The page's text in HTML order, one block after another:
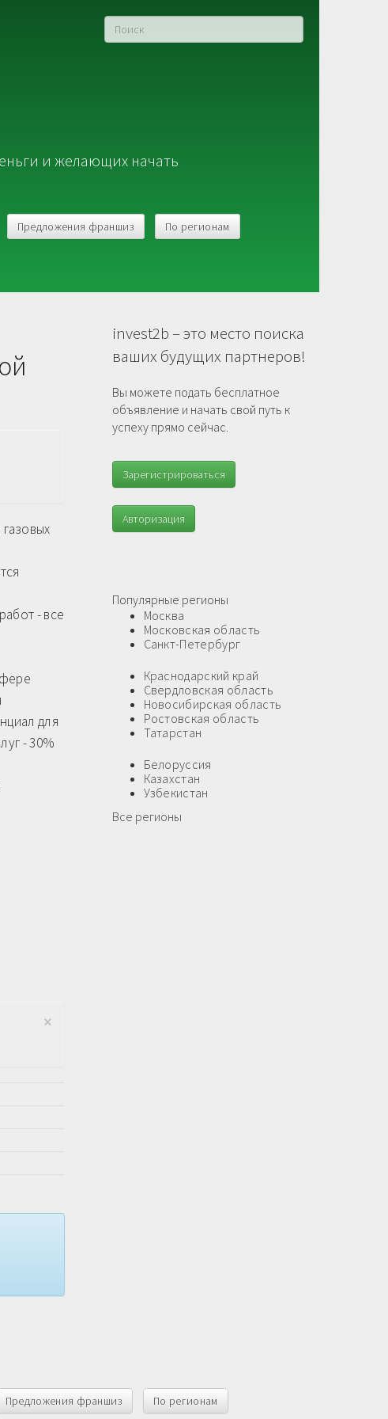
и желающих начать
Предложения франшиз По регионам
- все
для
- 30%
×
invest2b – это место поиска
ваших будущих партнеров!
Вы можете подать бесплатное
объявление и начать свой путь к
успеху прямо сейчас.
Зарегистрироваться
Авторизация
Популярные регионы
Москва
Московская область
Санкт-Петербург
Краснодарский край
Свердловская область
Новосибирская область
Ростовская область
Татарстан
Белоруссия
Казахстан
Узбекистан
Все регионы
Предложения франшиз По регионам